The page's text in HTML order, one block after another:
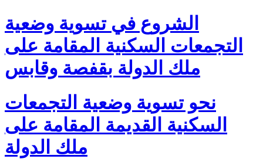
الشروع في تسوية وضعية
التجمعات السكنية المقامة على
ملك الدولة بقفصة وقابس
نحو تسوية وضعية التجمعات
السكنية القديمة المقامة على
ملك الدولة